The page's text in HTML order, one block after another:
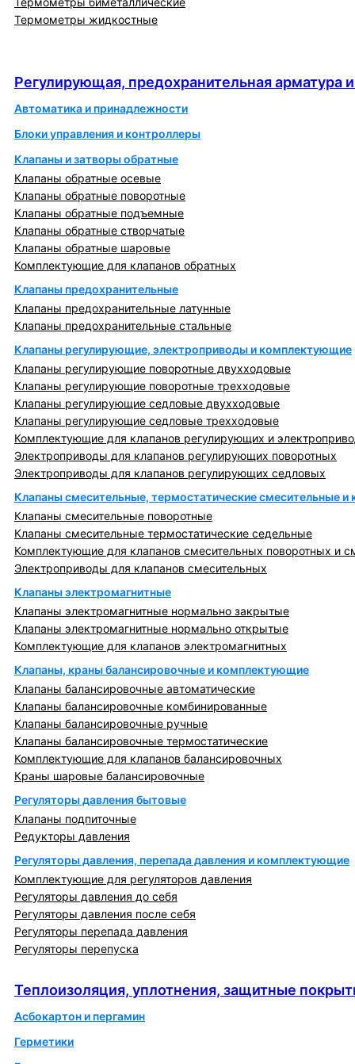
Термометры жидкостные
Регулирующая, предохранительная арматура
Автоматика и принадлежности
Блоки управления и контроллеры
Клапаны и затворы обратные
Клапаны обратные осевые
Клапаны обратные поворотные
Клапаны обратные подъемные
Клапаны обратные створчатые
Клапаны обратные шаровые
Комплектующие для клапанов обратных
Клапаны предохранительные
Клапаны предохранительные латунные
Клапаны предохранительные стальные
Клапаны регулирующие, электроприводы и комплектующие
Клапаны регулирующие поворотные двухходовые
Клапаны регулирующие поворотные трехходовые
Клапаны регулирующие седловые двухходовые
Клапаны регулирующие седловые трехходовые
Комплектующие для клапанов регулирующих и
Электроприводы для клапанов регулирующих поворотных
Электроприводы для клапанов регулирующих седловых
Клапаны смесительные, термостатические смесительные
Клапаны смесительные поворотные
Клапаны смесительные термостатические седельные
Комплектующие для клапанов смесительных поворотных и
Электроприводы для клапанов смесительных
Клапаны электромагнитные
Клапаны электромагнитные нормально закрытые
Клапаны электромагнитные нормально открытые
Комплектующие для клапанов электромагнитных
Клапаны, краны балансировочные и комплектующие
Клапаны балансировочные автоматические
Клапаны балансировочные комбинированные
Клапаны балансировочные ручные
Клапаны балансировочные термостатические
Комплектующие для клапанов балансировочных
Краны шаровые балансировочные
Регуляторы давления бытовые
Клапаны подпиточные
Редукторы давления
Регуляторы давления, перепада давления и комплектующие
Комплектующие для регуляторов давления
Регуляторы давления до себя
Регуляторы давления после себя
Регуляторы перепада давления
Регуляторы перепуска
Теплоизоляция, уплотнения, защитные
Асбокартон и пергамин
Герметики